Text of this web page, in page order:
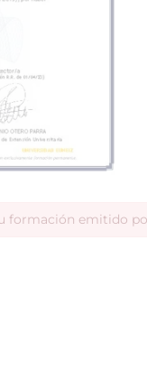
formación emitido